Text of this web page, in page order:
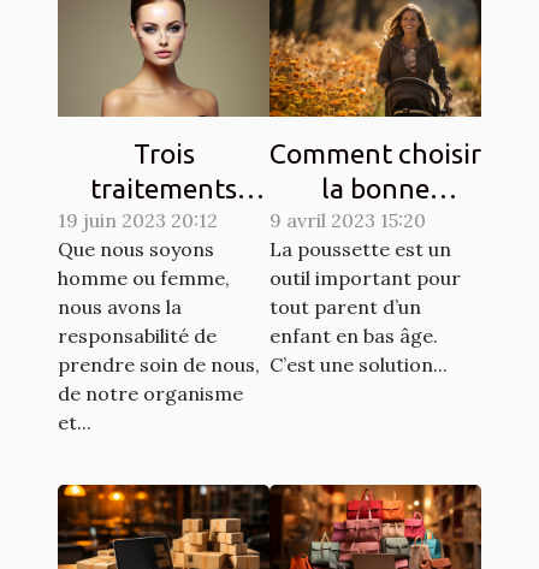
Trois
traitements
dermatologiques
pour améliorer
l'apparence de
votre peau
19 juin 2023 20:12
Que nous soyons
homme ou femme,
nous avons la
responsabilité de
prendre soin de nous,
de notre organisme
et...
Comment choisir
la bonne
poussette pour
un enfant ?
9 avril 2023 15:20
La poussette est un
outil important pour
tout parent d’un
enfant en bas âge.
C’est une solution...